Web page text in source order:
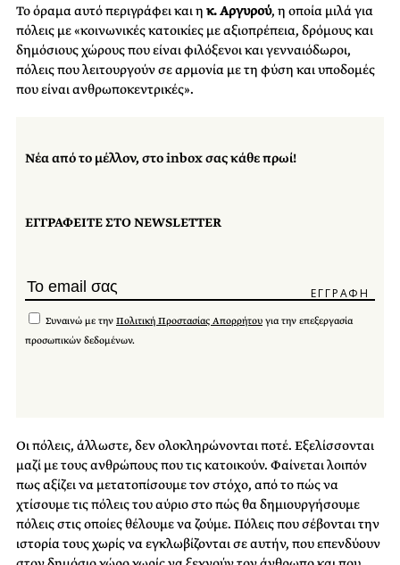
Το όραμα αυτό περιγράφει και η κ. Αργυρού, η οποία μιλά για
πόλεις με «κοινωνικές κατοικίες με αξιοπρέπεια, δρόμους και
δημόσιους χώρους που είναι φιλόξενοι και γενναιόδωροι,
πόλεις που λειτουργούν σε αρμονία με τη φύση και υποδομές
που είναι ανθρωποκεντρικές».
Νέα από το μέλλον, στο inbox σας κάθε πρωί!
ΕΓΓΡΑΦΕΙΤΕ ΣΤΟ NEWSLETTER
Συναινώ με την Πολιτική Προστασίας Απορρήτου για την επεξεργασία
προσωπικών δεδομένων.
Οι πόλεις, άλλωστε, δεν ολοκληρώνονται ποτέ. Εξελίσσονται
μαζί με τους ανθρώπους που τις κατοικούν. Φαίνεται λοιπόν
πως αξίζει να μετατοπίσουμε τον στόχο, από το πώς να
χτίσουμε τις πόλεις του αύριο στο πώς θα δημιουργήσουμε
πόλεις στις οποίες θέλουμε να ζούμε. Πόλεις που σέβονται την
ιστορία τους χωρίς να εγκλωβίζονται σε αυτήν, που επενδύουν